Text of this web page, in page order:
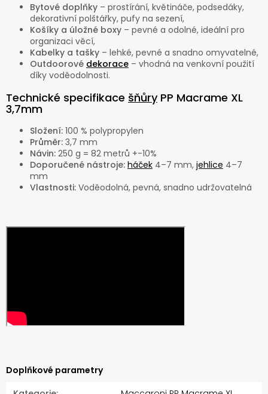
Bytové doplňky – prostírání, květináče, podsedáky,
dekorativní polštářky, pufy na sezení,
Košíky a úložné boxy – pevné a odolné, ideální pro
organizaci věcí,
Kabelky a tašky – lehké, pevné a snadno omyvatelné,
Outdoorové dekorace – vhodná na venkovní použití
díky voděodolnosti.
Technické specifikace šňůryPP Macrame XL
3,7mm
Složení: 100 % polypropylen
Průměr: 3,7 mm
Návin: 250 g = 82 metrů +-10%
Doporučené nástroje: háček 4–7 mm, jehlice 4–7
mm
Vlastnosti: Voděodolná, pevná, snadno udržovatelná
Doplňkové parametry